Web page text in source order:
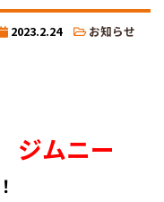
2023.2.24 お知らせ
ムニー